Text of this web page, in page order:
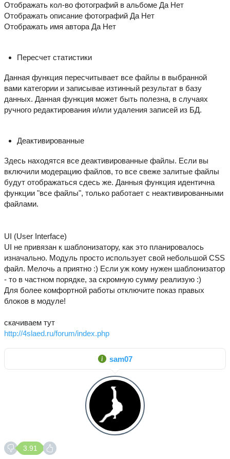
Отображать кол-во фотографий в альбоме Да Нет
Отображать описание фотографий Да Нет
Отображать имя автора Да Нет
Пересчет статистики
Данная функция пересчитывает все файлы в выбранной
вами категории и записывае изтинный результат в базу
данных. Данная функция может быть полезна, в случаях
ручного редактирования и/или удаления записей из БД.
Деактивированные
Здесь находятся все деактивированные файлы. Если вы
включили модерацию файлов, то все свеже залитые файлы
будут отображаться сдесь же. Данныя функция идентична
функции "все файлы", только работает с неактивированными
файлами.
UI (User Interface)
UI не привязан к шаблонизатору, как это планировалось
изначально. Модуль просто использует свой небольшой CSS
файл. Мелочь а приятно :) Если уж кому нужен шаблонизатор
- то в частном порядке, за скромную сумму реализую :)
Для более комфортной работы отключите показ правых
блоков в модуле!
скачиваем тут
http://4slaed.ru/forum/index.php
sam07
3.91